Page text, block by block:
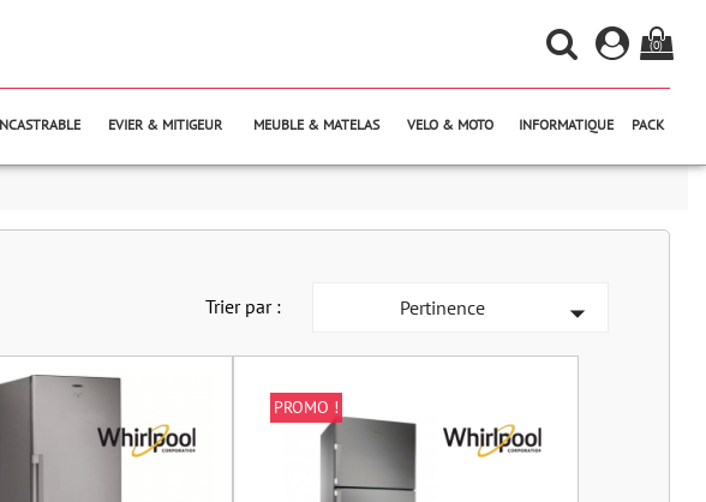
(0)
EVIER & MITIGEUR MEUBLE & MATELAS VELO & MOTO INFORMATIQUE PACK
Trier par : Pertinence 
PROMO !